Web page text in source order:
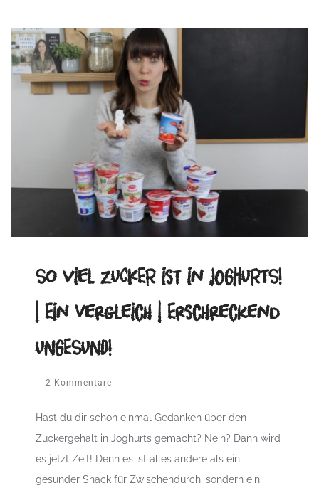
So viel ZUCKER ist in JOGHURTS!
| Ein Vergleich | Erschreckend
UNGESUND!
2 Kommentare
Hast du dir schon einmal Gedanken über den
Zuckergehalt in Joghurts gemacht? Nein? Dann wird
es jetzt Zeit! Denn es ist alles andere als ein
gesunder Snack für Zwischendurch, sondern ein